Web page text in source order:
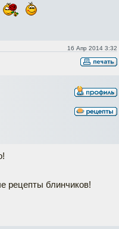
16 Апр 2014 3:32
рецепты блинчиков!